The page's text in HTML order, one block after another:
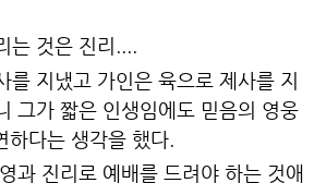
는 것은 진리....
를 지냈고 가인은 육으로 제사를 지
그가 짧은 인생임에도 믿음의 영웅
다는 생각을 했다.
과 진리로 예배를 드려야 하는 것애